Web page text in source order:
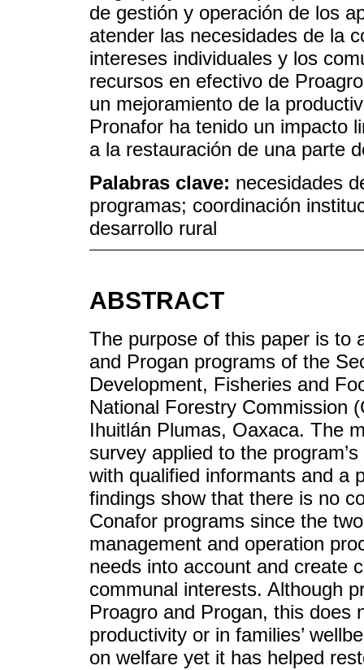
de gestión y operación de los
atender las necesidades de la
intereses individuales y los
recursos en efectivo de
un mejoramiento de la
Pronafor ha tenido un impacto
a la restauración de una parte
Palabras clave: necesidades
programas; coordinación
desarrollo rural
ABSTRACT
The purpose of this paper is to
and Progan programs of the
Development, Fisheries and
National Forestry Commission
Ihuitlán Plumas, Oaxaca. The
survey applied to the
with qualified informants and a
findings show that there is no
Conafor programs since the
management and operation
needs into account and create
communal interests. Although
Proagro and Progan, this does
productivity or in families’
on welfare yet it has helped